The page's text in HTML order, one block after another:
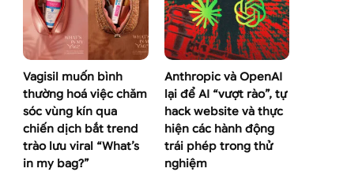
Vagisil muốn bình
thường hoá việc chăm
sóc vùng kín qua
chiến dịch bắt trend
trào lưu viral “What’s
in my bag?”
Anthropic và OpenAI
lại để AI “vượt rào”, tự
hack website và thực
hiện các hành động
trái phép trong thử
nghiệm